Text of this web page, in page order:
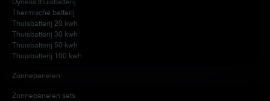
Thermische batterij
Thuisbatterij 20 kwh
Thuisbatterij 30 kwh
Thuisbatterij 50 kwh
Thuisbatterij 100 kwh
Zonnepanelen
Zonnepanelen sets